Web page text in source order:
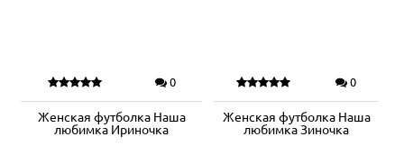
0
Женская футболка Наша
любимка Ириночка
0
Женская футболка Наша
любимка Зиночка